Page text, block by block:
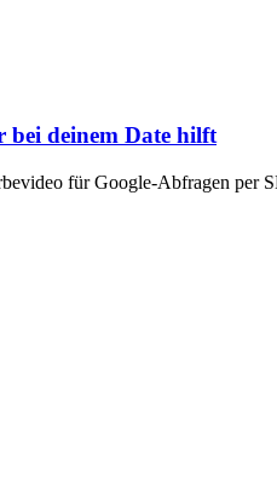
bei deinem Date hilft
für Google-Abfragen per